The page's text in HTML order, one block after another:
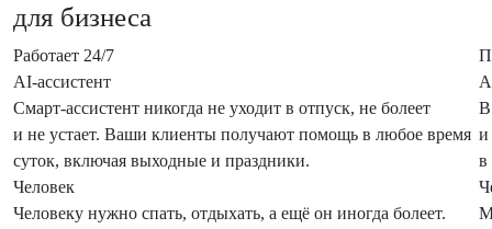
для бизнеса
Работает 24/7
AI-ассистент
Смарт-ассистент никогда не уходит в отпуск, не болеет
и не устает. Ваши клиенты получают помощь в любое время
суток, включая выходные и праздники.
Человек
Человеку нужно спать, отдыхать, а ещё он иногда болеет.
В
и
в